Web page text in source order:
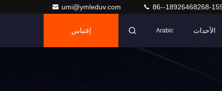
umi@ymleduv.com 86--18926468268-
الأحداث Arabic إقتباس